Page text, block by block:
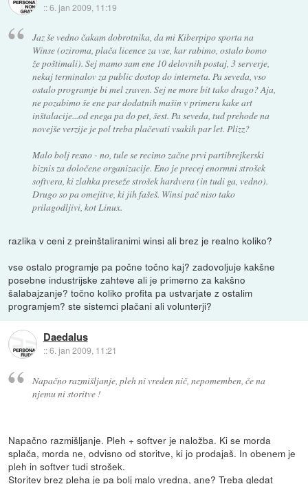
::6. jan 2009, 11:19
Jaz še vedno čakam dobrotnika, da mi Kiberpipo sporta na
Winse (oziroma, plača licence za vse, kar rabimo, ostalo bomo
že poštimali). Sej mamo sam ene 10 delovnih postaj, 3 serverje,
nekaj terminalov za public dostop do interneta. Pa seveda, vso
ostalo programje bi mel zraven. Sej ne more bit tako drago? Aja,
ne pozabimo še ene par dodatnih mašin v primeru kake art
inštalacije...od enega pa do pet, šest. Pa seveda, tud prehode na
novejše verzije je pol treba plačevati vsakih par let. Plizz?
Malo bolj resno - no, tule se recimo začne prvi partibrejkerski
biznis za določene organizacije. Eno je precej enormni strošek
softvera, ki zlahka preseže strošek hardvera (in tudi ga, vedno).
Drugo so pa omejitve, ki jih fašeš. Winsi pač niso tako
prilagodljivi, kot Linux.
razlika v ceni z preinštaliranimi winsi ali brez je realno koliko?
vse ostalo programje pa počne točno kaj? zadovoljuje kakšne
posebne industrijske zahteve ali je primerno za kakšno
šalabajzanje? točno koliko profita pa ustvarjate z ostalim
programjem? ste sistemci plačani ali volunterji?
Daedalus
::6. jan 2009, 11:21
Napačno razmišljanje, pleh ni vreden nič, nepomemben, če na
njemu ni storitve !
Napačno razmišljanje. Pleh + softver je naložba. Ki se morda
splača, morda ne, odvisno od storitve, ki jo prodajaš. In obenem je
pleh in softver tudi strošek.
Storitev brez pleha je pa bolj malo vredna, ane? Treba gledat